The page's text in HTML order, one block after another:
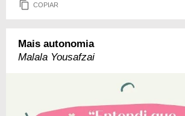
COPIAR
Mais autonomia
Malala Yousafzai